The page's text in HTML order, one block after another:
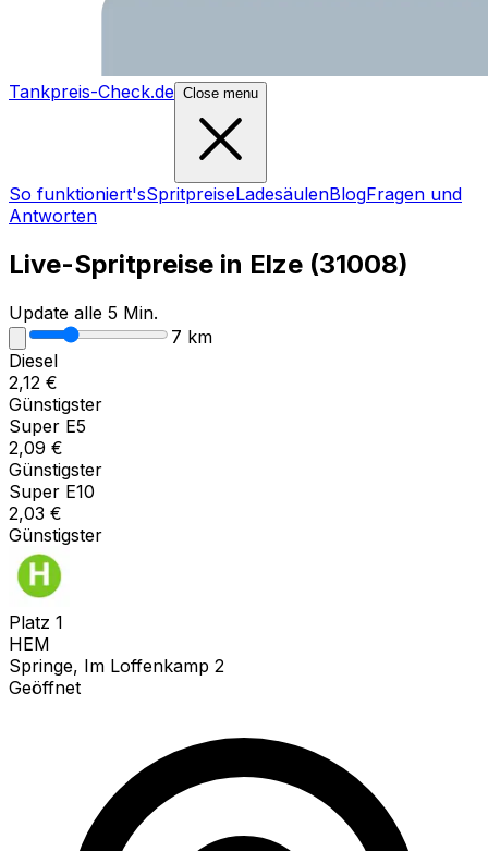
Tankpreis-Check.de Close menu
So funktioniert'sSpritpreiseLadesäulenBlogFragen und
Antworten
Live-Spritpreise in Elze (31008)
Update alle 5 Min.
7 km
Diesel
2,12 €
Günstigster
Super E5
2,09 €
Günstigster
Super E10
2,03 €
Günstigster
Platz 1
HEM
Springe, Im Loffenkamp 2
Geöffnet